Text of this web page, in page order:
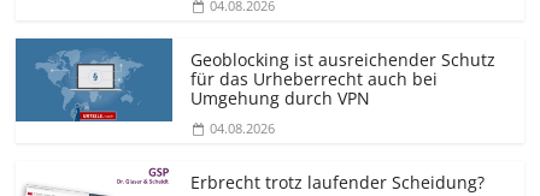
04.08.2026
Geoblocking ist ausreichender Schutz
für das Urheberrecht auch bei
Umgehung durch VPN
04.08.2026
Erbrecht trotz laufender Scheidung?